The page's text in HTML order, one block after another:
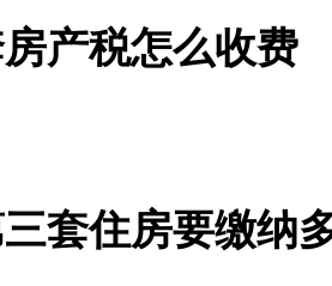
税怎么收费
住房要缴纳